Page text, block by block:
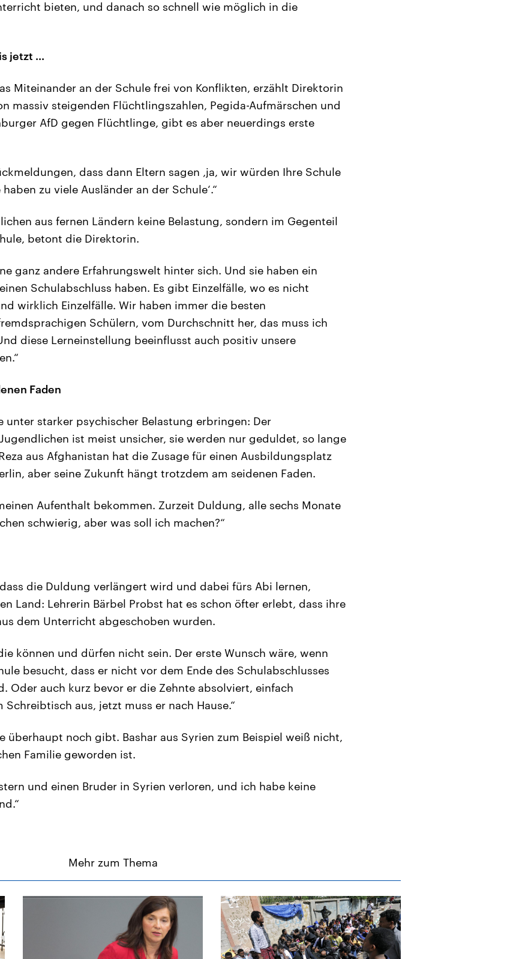
bieten, und danach so schnell wie möglich in die
jetzt ...
Miteinander an der Schule frei von Konflikten, erzählt Direktorin
massiv steigenden Flüchtlingszahlen, Pegida-Aufmärschen und
AfD gegen Flüchtlinge, gibt es aber neuerdings erste
dass dann Eltern sagen ‚ja, wir würden Ihre Schule
zu viele Ausländer an der Schule‘.“
aus fernen Ländern keine Belastung, sondern im Gegenteil
betont die Direktorin.
ganz andere Erfahrungswelt hinter sich. Und sie haben ein
Schulabschluss haben. Es gibt Einzelfälle, wo es nicht
wirklich Einzelfälle. Wir haben immer die besten
Schülern, vom Durchschnitt her, das muss ich
diese Lerneinstellung beeinflusst auch positiv unsere
Faden
unter starker psychischer Belastung erbringen: Der
ist meist unsicher, sie werden nur geduldet, so lange
aus Afghanistan hat die Zusage für einen Ausbildungsplatz
aber seine Zukunft hängt trotzdem am seidenen Faden.
Aufenthalt bekommen. Zurzeit Duldung, alle sechs Monate
schwierig, aber was soll ich machen?“
die Duldung verlängert wird und dabei fürs Abi lernen,
Land: Lehrerin Bärbel Probst hat es schon öfter erlebt, dass ihre
dem Unterricht abgeschoben wurden.
können und dürfen nicht sein. Der erste Wunsch wäre, wenn
besucht, dass er nicht vor dem Ende des Schulabschlusses
Oder auch kurz bevor er die Zehnte absolviert, einfach
aus, jetzt muss er nach Hause.“
überhaupt noch gibt. Bashar aus Syrien zum Beispiel weiß nicht,
Familie geworden ist.
und einen Bruder in Syrien verloren, und ich habe keine
Mehr zum Thema